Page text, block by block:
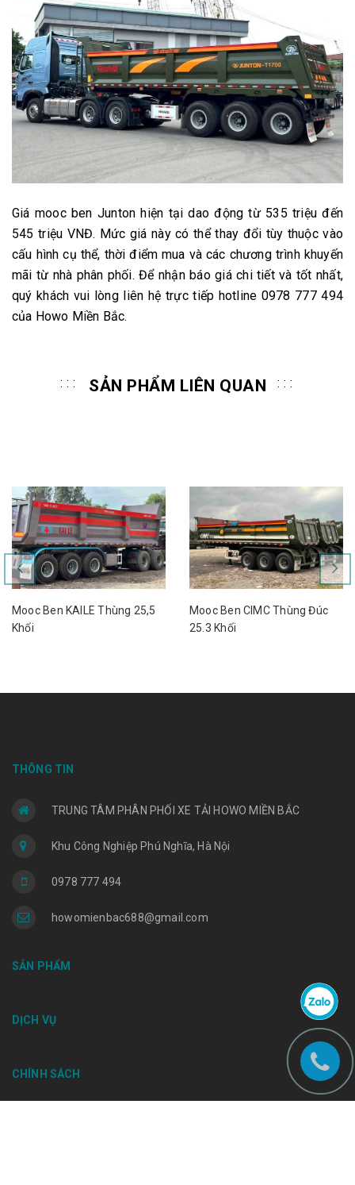
Giá mooc ben Junton hiện tại dao động từ 535 triệu đến
545 triệu VNĐ. Mức giá này có thể thay đổi tùy thuộc vào
cấu hình cụ thể, thời điểm mua và các chương trình khuyến
mãi từ nhà phân phối. Để nhận báo giá chi tiết và tốt nhất,
quý khách vui lòng liên hệ trực tiếp hotline 0978 777 494
của Howo Miền Bắc.
SẢN PHẨM LIÊN QUAN
Mooc Ben KAILE Thùng 25,5
Khối
Mooc Ben CIMC Thùng Đúc
25.3 Khối
THÔNG TIN
TRUNG TÂM PHÂN PHỐI XE TẢI HOWO MIỀN BẮC
Khu Công Nghiệp Phú Nghĩa, Hà Nội
0978 777 494
howomienbac688@gmail.com
SẢN PHẨM
DỊCH VỤ
CHÍNH SÁCH